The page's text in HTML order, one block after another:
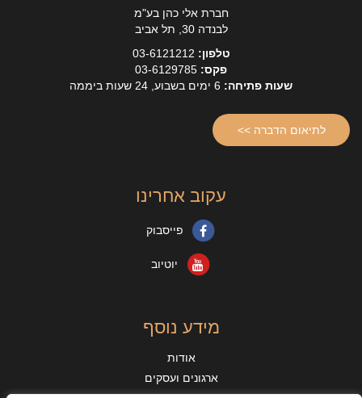
חברת אלי כהן בע"מ
לבנדה 30, תל אביב
טלפון:
פקס:
שעות פתיחה:
לתיאום הדברה >>
עקוב אחרינו
פייסבוק
יוטיוב
מידע נוסף
אודות
ארגונים ועסקים